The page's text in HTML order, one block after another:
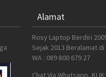
Alamat
Rosy Laptop Berdiri
Sejak 2013 Beralamat di
WA : 089 800 679 27
Chat Via Whatsapp, KLIK: